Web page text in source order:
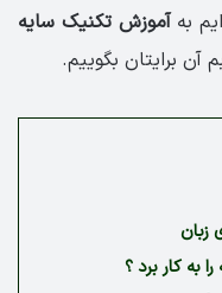
به آموزش تکنیک سایه
آن برایتان بگوییم.
زبان
به کار برد ؟